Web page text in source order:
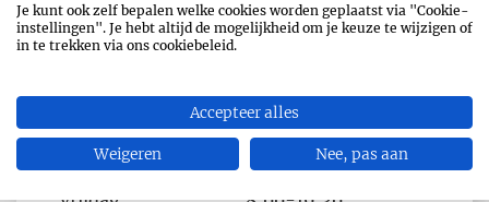
Dag
Time
slot
maandag: 8:00-19:30
8:00-19:30
donderdag: 8:00-19:30
Je kunt ook zelf bepalen welke cookies worden geplaatst via "Cookie-
instellingen". Je hebt altijd de mogelijkheid om je keuze te wijzigen of
in te trekken via ons cookiebeleid.
Accepteer alles
Weigeren Nee, pas aan